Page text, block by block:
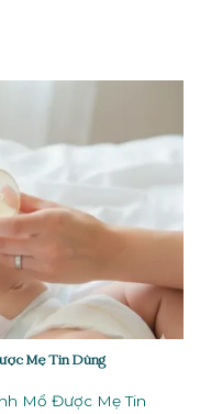
Mẹ Tin Dùng
Mổ Được Mẹ Tin